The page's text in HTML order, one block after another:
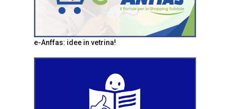
e-Anffas: idee in vetrina!